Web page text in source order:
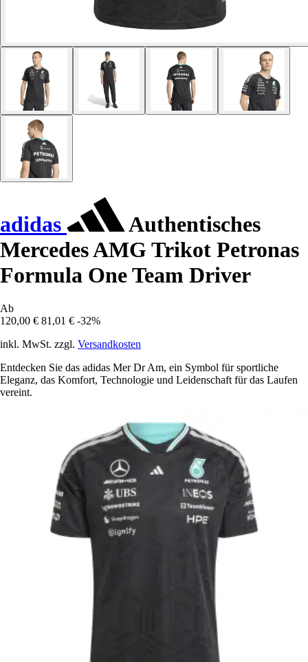
adidas
Authentisches
Mercedes AMG Trikot Petronas
Formula One Team Driver
Ab
120,00 € 81,01 € -32%
inkl. MwSt. zzgl. Versandkosten
Entdecken Sie das adidas Mer Dr Am, ein Symbol für sportliche
Eleganz, das Komfort, Technologie und Leidenschaft für das Laufen
vereint.